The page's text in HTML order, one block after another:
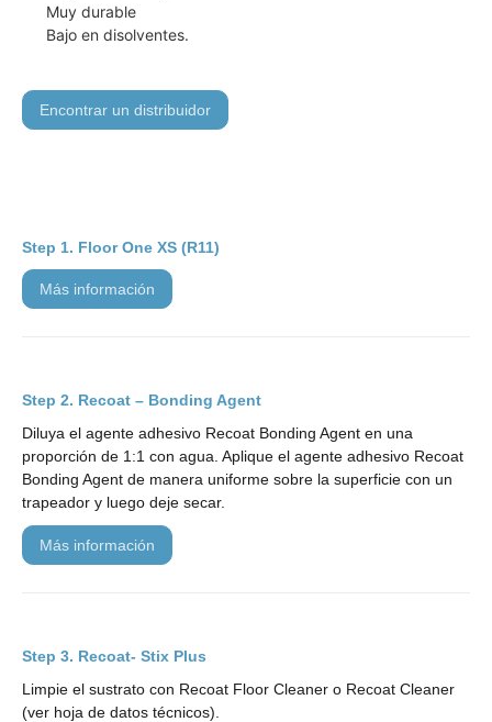
Muy durable
Bajo en disolventes.
encontrar un distribuidor
Floor One XS (R11)
más información
Recoat – Bonding Agent
Diluya el agente adhesivo Recoat Bonding Agent en una
proporción de 1:1 con agua. Aplique el agente adhesivo Recoat
Bonding Agent de manera uniforme sobre la superficie con un
trapeador y luego deje secar.
más información
Recoat- Stix Plus
Limpie el sustrato con Recoat Floor Cleaner o Recoat Cleaner
(ver hoja de datos técnicos).